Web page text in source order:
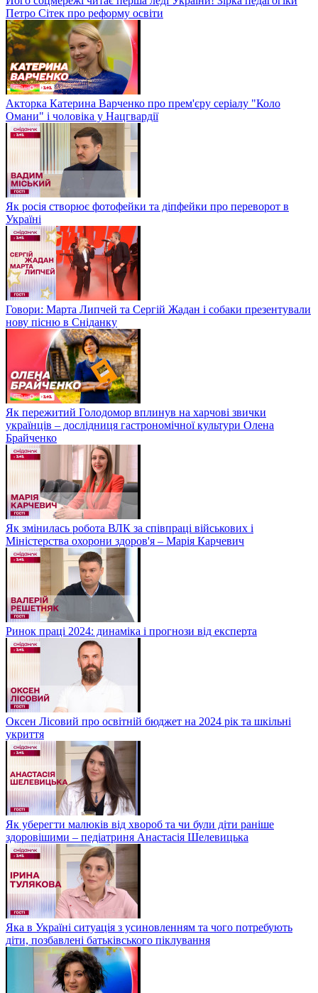
Петро Сітек про реформу освіти
Акторка Катерина Варченко про прем'єру серіалу "Коло
Омани" і чоловіка у Нацгвардії
Як росія створює фотофейки та діпфейки про переворот в
Україні
Говори: Марта Липчей та Сергій Жадан і собаки презентували
нову пісню в Сніданку
Як пережитий Голодомор вплинув на харчові звички
українців – дослідниця гастрономічної культури Олена
Брайченко
Як змінилась робота ВЛК за співпраці військових і
Міністерства охорони здоров'я – Марія Карчевич
Ринок праці 2024: динаміка і прогнози від експерта
Оксен Лісовий про освітній бюджет на 2024 рік та шкільні
укриття
Як уберегти малюків від хвороб та чи були діти раніше
здоровішими – педіатриня Анастасія Шелевицька
Яка в Україні ситуація з усиновленням та чого потребують
діти, позбавлені батьківського піклування